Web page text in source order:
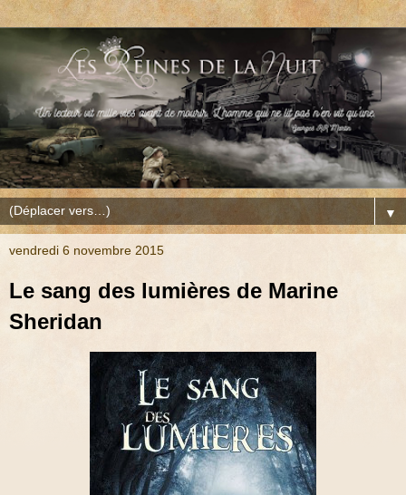
▼
vendredi 6 novembre 2015
Le sang des lumières de Marine
Sheridan